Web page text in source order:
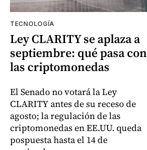
TECNOLOGÍA
Ley CLARITY se aplaza a
septiembre: qué pasa con
las criptomonedas
El Senado no votará la Ley
CLARITY antes de su receso de
agosto; la regulación de las
criptomonedas en EE.UU. queda
pospuesta hasta el 14 de